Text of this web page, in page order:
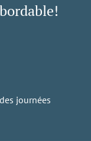
journées